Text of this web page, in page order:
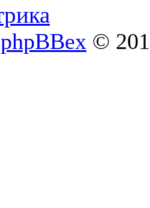
phpBBex ©